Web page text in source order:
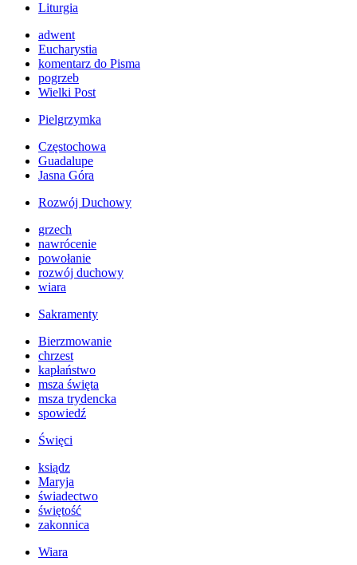
Liturgia
adwent
Eucharystia
komentarz do Pisma
pogrzeb
Wielki Post
Pielgrzymka
Częstochowa
Guadalupe
Jasna Góra
Rozwój Duchowy
grzech
nawrócenie
powołanie
rozwój duchowy
wiara
Sakramenty
Bierzmowanie
chrzest
kapłaństwo
msza święta
msza trydencka
spowiedź
Święci
ksiądz
Maryja
świadectwo
świętość
zakonnica
Wiara